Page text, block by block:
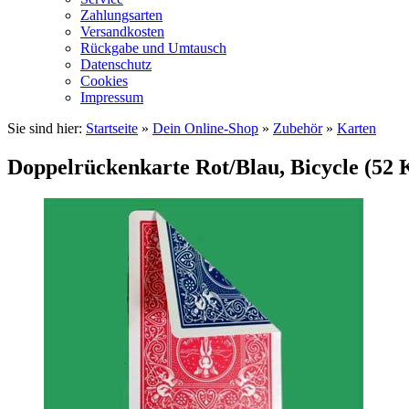
Zahlungsarten
Versandkosten
Rückgabe und Umtausch
Datenschutz
Cookies
Impressum
Sie sind hier: Startseite » Dein Online-Shop » Zubehör» Karten
Doppelrückenkarte Rot/Blau, Bicycle (52